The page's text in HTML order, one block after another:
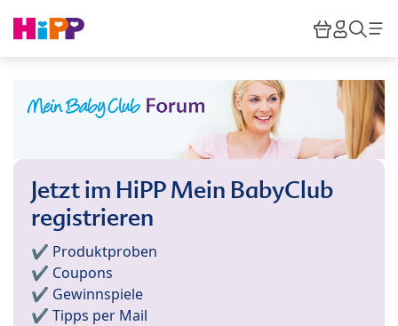
HiPP
Jetzt im HiPP Mein BabyClub
registrieren
✔️ Produktproben
✔️ Coupons
✔️ Gewinnspiele
✔️ Tipps per Mail